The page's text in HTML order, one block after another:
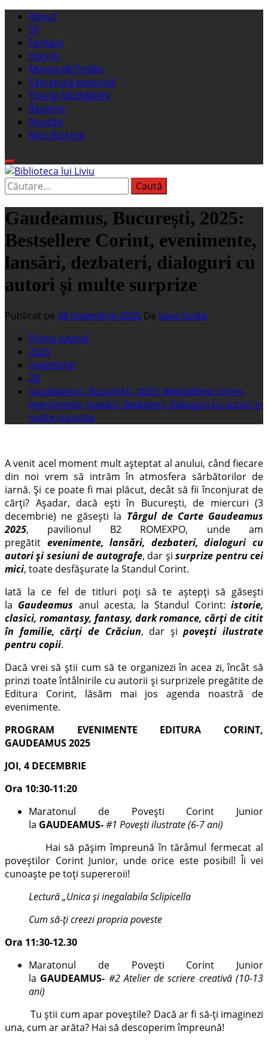
Sari
conținut
Meniu
principal
About
SF
Fantasy
Horror
Mystery&Thriller
Literatură generală
Young Adult&Kids
Recenzii
Noutăți
Non-ficțiune
Biblioteca lui Liviu
Fostul blog FanSF
Caută
după:
Gaudeamus, București, 2025:
Bestsellere Corint, evenimente,
lansări, dezbateri, dialoguri cu
autori și multe surprize
Publicat pe 28 noiembrie 2025 De Liviu Szoke
Prima pagină
2025
noiembrie
28
Gaudeamus, București, 2025: Bestsellere Corint,
evenimente, lansări, dezbateri, dialoguri cu autori și
multe surprize
A venit acel moment mult așteptat al anului, când fiecare
din noi vrem să intrăm în atmosfera sărbătorilor de
iarnă. Și ce poate fi mai plăcut, decât să fii înconjurat de
cărți? Așadar, dacă ești în București, de miercuri (3
decembrie) ne găsești la Târgul de Carte Gaudeamus
2025, pavilionul B2 ROMEXPO, unde am
pregătit evenimente, lansări, dezbateri, dialoguri cu
autori și sesiuni de autografe, dar șisurprize pentru cei
mici, toate desfășurate la Standul Corint.
Iată la ce fel de titluri poți să te aștepți să găsești
la Gaudeamus anul acesta, la Standul Corint:istorie,
clasici, romantasy, fantasy, dark romance, cărți de citit
în familie, cărți de Crăciun, dar șipovești ilustrate
pentru copii.
Dacă vrei să știi cum să te organizezi în acea zi, încât să
prinzi toate întâlnirile cu autorii și surprizele pregătite de
Editura Corint, lăsăm mai jos agenda noastră de
evenimente.
PROGRAM EVENIMENTE EDITURA CORINT,
GAUDEAMUS 2025
JOI, 4 DECEMBRIE
Ora 10:30-11:20
Maratonul de Povești Corint Junior
la GAUDEAMUS-#1 Povești ilustrate (6-7 ani)
Hai să pășim împreună în tărâmul fermecat al
poveștilor Corint Junior, unde orice este posibil! Îi vei
cunoaște pe toți supereroii!
Lectură „Unica și inegalabila Sclipicella
Cum să-ți creezi propria poveste
Ora 11:30-12.30
Maratonul de Povești Corint Junior
la GAUDEAMUS- #2 Atelier de scriere creativă (10-13
ani)
Tu știi cum apar poveștile? Dacă ar fi să-ți imaginezi
una, cum ar arăta? Hai să descoperim împreună!